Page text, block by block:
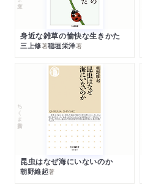
身近な雑草の愉快な生きかた
三上修著稲垣栄洋著
ちくま新書
昆虫はなぜ海にいないのか
朝野維起著